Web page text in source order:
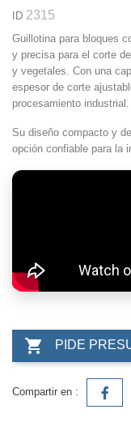
ID 2315
Guillotina para bloques
y precisa para el corte
y vegetales. Con una
espesor de corte
procesamiento industrial.
Su diseño compacto y
opción confiable para la
 PIDE
Compartir en :